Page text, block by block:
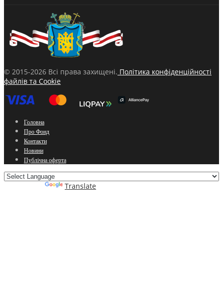
© 2015-2026 Всі права захищені. Політика конфіденційності
файлів та Cookie
Головна
Про Фонд
Контакти
Новини
Публічна оферта
Translate